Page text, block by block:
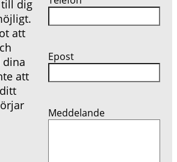
dig
att
dina
att
Epost
Meddelande